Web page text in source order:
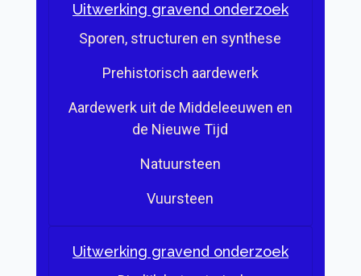
Uitwerking gravend onderzoek
Sporen, structuren en synthese
Prehistorisch aardewerk
Aardewerk uit de Middeleeuwen en
de Nieuwe Tijd
Natuursteen
Vuursteen
Uitwerking gravend onderzoek